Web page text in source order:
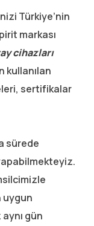
Türkiye’nin
markası
cihazları
kullanılan
sertifikalar
sürede
uygun
gün